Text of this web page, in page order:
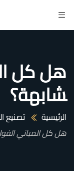
هل كل
شابهة؟
الرئيسية
تصنيع
هل كل المباني